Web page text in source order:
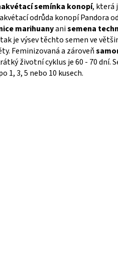
semínka konopí, která
odrůda konopí Pandora
marihuanyanisemena
je výsev těchto semen ve
Feminizovaná a zároveň
životní cyklus je 60 - 70 dní.
1, 3, 5 nebo 10 kusech.